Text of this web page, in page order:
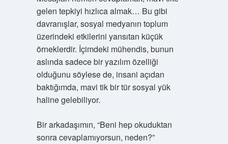
gelen tepkiyi hızlıca almak… Bu gibi
davranışlar, sosyal medyanın toplum
üzerindeki etkilerini yansıtan küçük
örneklerdir. İçimdeki mühendis, bunun
aslında sadece bir yazılım özelliği
olduğunu söylese de, insani açıdan
baktığımda, mavi tik bir tür sosyal yük
haline gelebiliyor.
Bir arkadaşımın, “Beni hep okuduktan
sonra cevaplamıyorsun, neden?”